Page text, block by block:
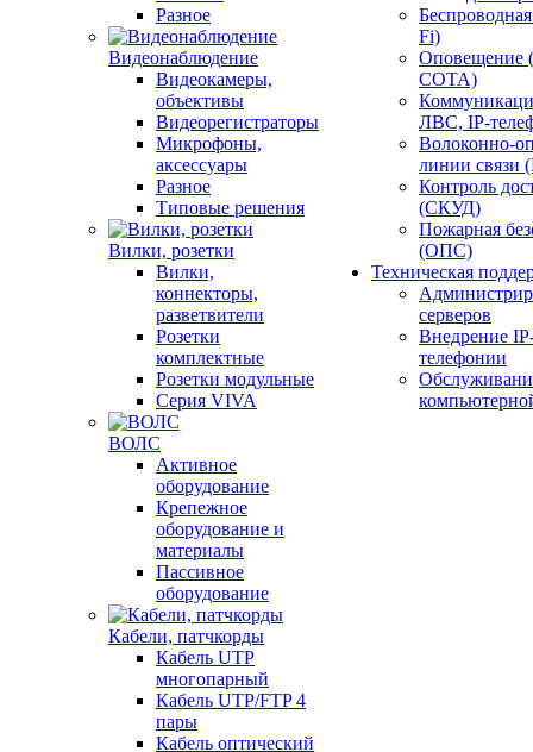
Разное
Видеонаблюдение
Видеокамеры,
объективы
Видеорегистраторы
Микрофоны,
аксессуары
Разное
Типовые решения
Вилки, розетки
Вилки,
коннекторы,
разветвители
Розетки
комплектные
Розетки модульные
Серия VIVA
ВОЛС
Активное
оборудование
Крепежное
оборудование и
материалы
Пассивное
оборудование
Кабели, патчкорды
Кабель UTP
многопарный
Кабель UTP/FTP 4
пары
Кабель оптический
Fi)
СОТА)
ЛВС, IP-
Волоконно-
линии
Контроль
(СКУД)
Пожарная
(ОПС)
Техническая
серверов
Внедрение
телефонии